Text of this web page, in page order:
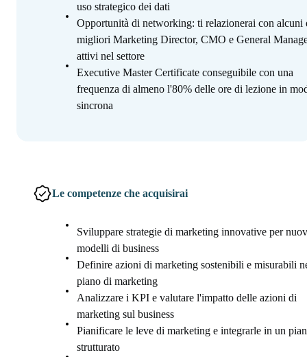
uso strategico dei dati
Opportunità di networking: ti relazionerai con alcuni
migliori Marketing Director, CMO e General
attivi nel settore
Executive Master Certificate conseguibile con una
frequenza di almeno l'80% delle ore di lezione in
sincrona
Le competenze che acquisirai
Sviluppare strategie di marketing innovative per
modelli di business
Definire azioni di marketing sostenibili e misurabili
piano di marketing
Analizzare i KPI e valutare l'impatto delle azioni di
marketing sul business
Pianificare le leve di marketing e integrarle in un
strutturato